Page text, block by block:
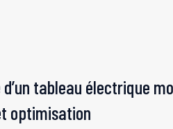
tableau électrique
optimisation